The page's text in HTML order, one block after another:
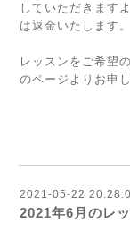
していただきます
は返金いたします。
レッスンをご希望の
のページよりお申
2021-05-22
2021年6月のレ